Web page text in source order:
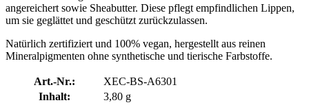
angereichert sowie Sheabutter. Diese pflegt empfindlichen Lippen,
um sie geglättet und geschützt zurückzulassen.
Natürlich zertifiziert und 100% vegan, hergestellt aus reinen
Mineralpigmenten ohne synthetische und tierische Farbstoffe.
Art.-Nr.:
XEC-BS-A6301
Inhalt:
3,80 g